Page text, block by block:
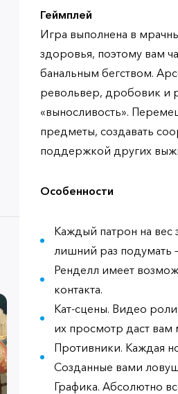
Геймплей
Игра выполнена в
здоровья, поэтому вам
банальным бегством.
револьвер, дробовик и
«выносливость».
предметы, создавать
поддержкой других
Особенности
Каждый патрон на вес
лишний раз подумать
Ренделл имеет
контакта.
Кат-сцены. Видео
их просмотр даст вам
Противники. Каждая
Созданные вами
Графика. Абсолютно